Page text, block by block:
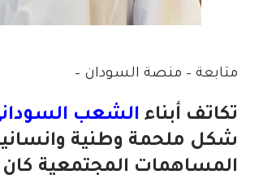
متابعة – منصة السودان –
تكاتف أبناء الشعب
شكل ملحمة وطنية
المساهمات المجتمعية